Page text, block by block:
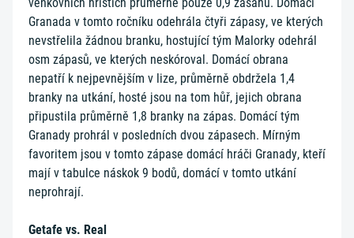
Granada v tomto ročníku odehrála čtyři zápasy, ve kterých
nevstřelila žádnou branku, hostující tým Malorky odehrál
osm zápasů, ve kterých neskóroval. Domácí obrana
nepatří k nejpevnějším v lize, průměrně obdržela 1,4
branky na utkání, hosté jsou na tom hůř, jejich obrana
připustila průměrně 1,8 branky na zápas. Domácí tým
Granady prohrál v posledních dvou zápasech. Mírným
favoritem jsou v tomto zápase domácí hráči Granady, kteří
mají v tabulce náskok 9 bodů, domácí v tomto utkání
neprohrají.
Getafe vs. Real